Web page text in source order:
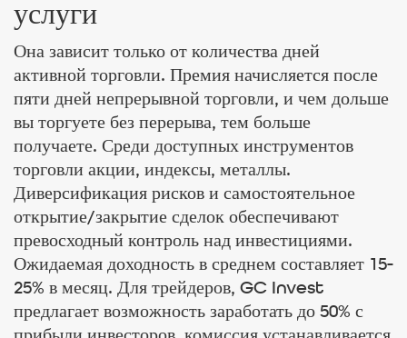
услуги
Она зависит только от количества дней
активной торговли. Премия начисляется после
пяти дней непрерывной торговли, и чем дольше
вы торгуете без перерыва, тем больше
получаете. Среди доступных инструментов
торговли акции, индексы, металлы.
Диверсификация рисков и самостоятельное
открытие/закрытие сделок обеспечивают
превосходный контроль над инвестициями.
Ожидаемая доходность в среднем составляет 15-
25% в месяц. Для трейдеров, GC Invest
предлагает возможность заработать до 50% с